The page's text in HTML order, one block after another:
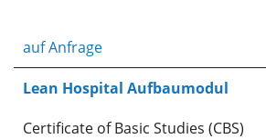
auf Anfrage
Lean Hospital Aufbaumodul
Certificate of Basic Studies (CBS)